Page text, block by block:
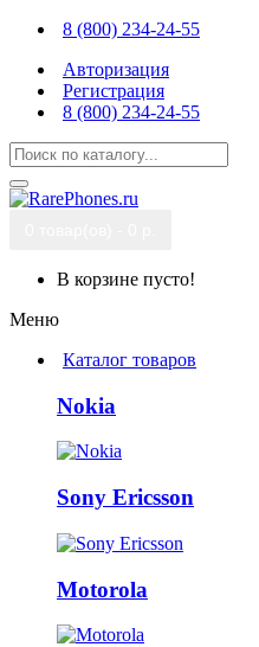
8 (800) 234-24-55
Авторизация
Регистрация
8 (800) 234-24-55
В корзине пусто!
Меню
Каталог товаров
Nokia
Sony Ericsson
Motorola